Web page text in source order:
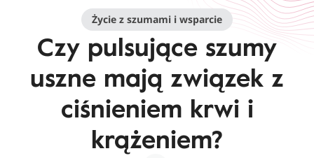
Życie z szumami i wsparcie
Czy pulsujące szumy
uszne mają związek z
ciśnieniem krwi i
krążeniem?